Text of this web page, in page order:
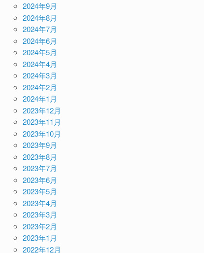
2024年9月
2024年8月
2024年7月
2024年6月
2024年5月
2024年4月
2024年3月
2024年2月
2024年1月
2023年12月
2023年11月
2023年10月
2023年9月
2023年8月
2023年7月
2023年6月
2023年5月
2023年4月
2023年3月
2023年2月
2023年1月
2022年12月